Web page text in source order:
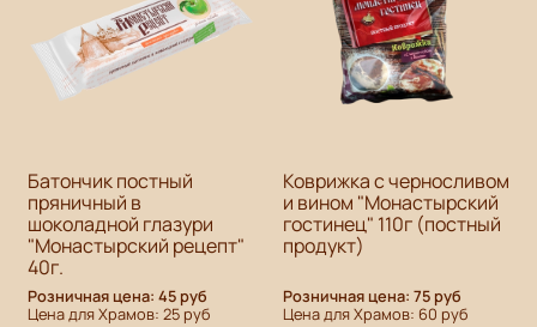
Батончик постный
пряничный в
шоколадной глазури
"Монастырский рецепт"
40г.
Розничная цена: 45 руб
Цена для Храмов: 25 руб
Коврижка с черносливом
и вином "Монастырский
гостинец" 110г (постный
продукт)
Розничная цена: 75 руб
Цена для Храмов: 60 руб